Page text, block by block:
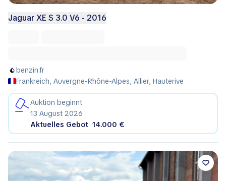
Jaguar XE S 3.0 V6 - 2016
benzin.fr
Frankreich, Auvergne-Rhône-Alpes, Allier, Hauterive
Auktion beginnt
13 August 2026
Aktuelles Gebot 14.000 €